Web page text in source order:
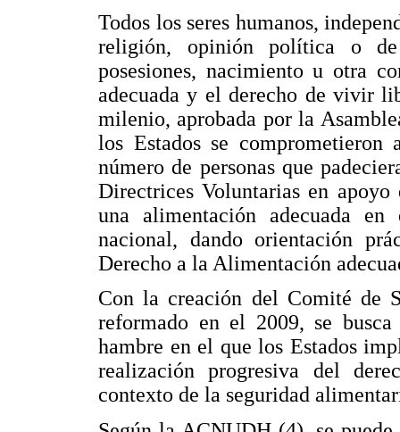
Todos los seres humanos,
religión, opinión política o
posesiones, nacimiento u otra
adecuada y el derecho de vivir
milenio, aprobada por la
los Estados se
número de personas que
Directrices Voluntarias en
una alimentación adecuada
nacional, dando orientación
Derecho a la Alimentación
Con la creación del Comité de
reformado en el 2009, se
hambre en el que los Estados
realización progresiva del
contexto de la seguridad